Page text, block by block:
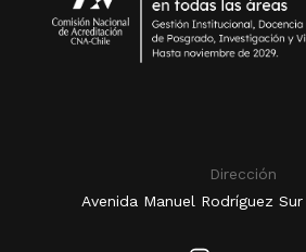
Dirección
Avenida Manuel Rodríguez